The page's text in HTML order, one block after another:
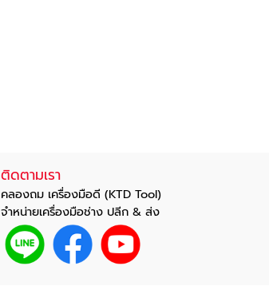
ติดตามเรา
คลองถม เครื่องมือดี (KTD Tool)
จำหน่ายเครื่องมือช่าง ปลีก & ส่ง